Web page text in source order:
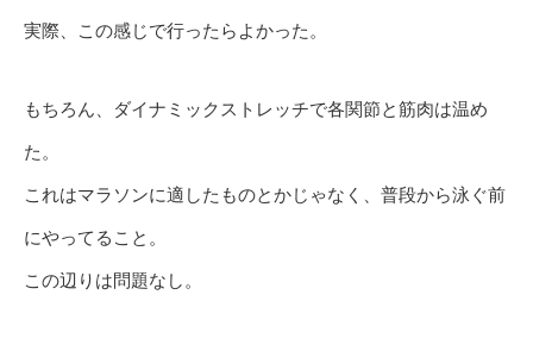
実際、この感じで行ったらよかった。
もちろん、ダイナミックストレッチで各関節と筋肉は温め
た。
これはマラソンに適したものとかじゃなく、普段から泳ぐ前
にやってること。
この辺りは問題なし。